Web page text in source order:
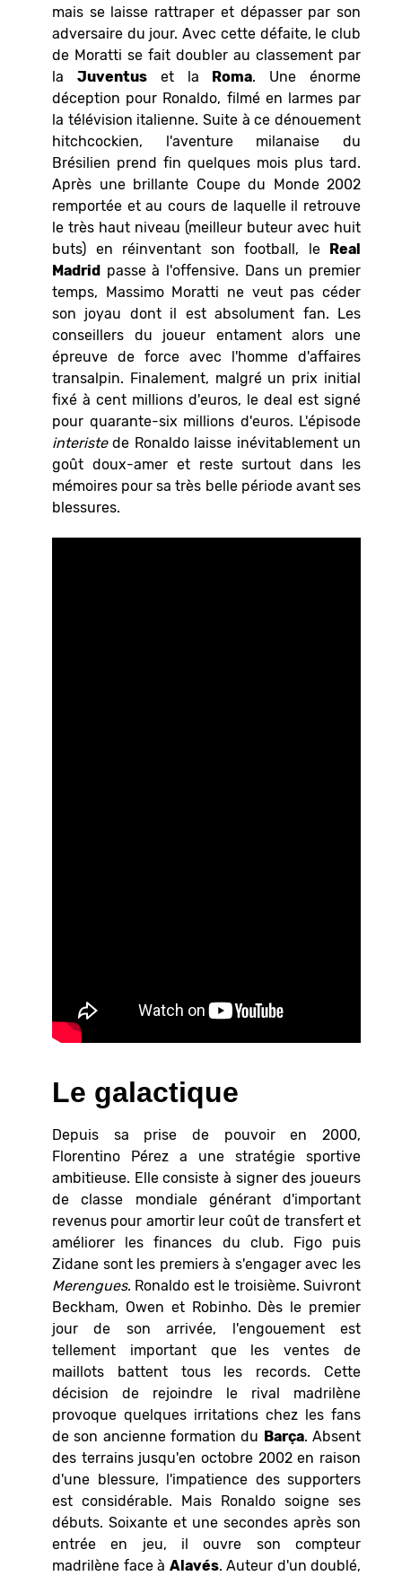
mais se laisse rattraper et dépasser par son
adversaire du jour. Avec cette défaite, le club
de Moratti se fait doubler au classement par
la Juventuset la Roma. Une énorme
déception pour Ronaldo, filmé en larmes par
la télévision italienne. Suite à ce dénouement
hitchcockien, l'aventure milanaise du
Brésilien prend fin quelques mois plus tard.
Après une brillante Coupe du Monde 2002
remportée et au cours de laquelle il retrouve
le très haut niveau (meilleur buteur avec huit
buts) en réinventant son football, le Real
Madrid passe à l'offensive. Dans un premier
temps, Massimo Moratti ne veut pas céder
son joyau dont il est absolument fan. Les
conseillers du joueur entament alors une
épreuve de force avec l'homme d'affaires
transalpin. Finalement, malgré un prix initial
fixé à cent millions d'euros, le deal est signé
pour quarante-six millions d'euros. L'épisode
interistede Ronaldo laisse inévitablement un
goût doux-amer et reste surtout dans les
mémoires pour sa très belle période avant ses
blessures.
Le galactique
Depuis sa prise de pouvoir en 2000,
Florentino Pérez a une stratégie sportive
ambitieuse. Elle consiste à signer des joueurs
de classe mondiale générant d'important
revenus pour amortir leur coût de transfert et
améliorer les finances du club. Figo puis
Zidane sont les premiers à s'engager avec les
Merengues. Ronaldo est le troisième. Suivront
Beckham, Owen et Robinho. Dès le premier
jour de son arrivée, l'engouement est
tellement important que les ventes de
maillots battent tous les records. Cette
décision de rejoindre le rival madrilène
provoque quelques irritations chez les fans
de son ancienne formation du Barça. Absent
des terrains jusqu'en octobre 2002 en raison
d'une blessure, l'impatience des supporters
est considérable. Mais Ronaldo soigne ses
débuts. Soixante et une secondes après son
entrée en jeu, il ouvre son compteur
madrilène face à Alavés. Auteur d'un doublé,